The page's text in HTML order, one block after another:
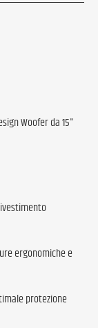
Woofer da 15"
ergonomiche e
protezione